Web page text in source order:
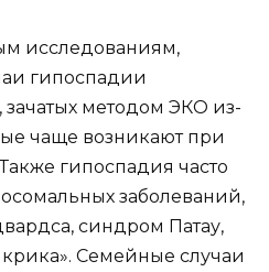
исследованиям,
гипоспадии
методом ЭКО из-
чаще возникают при
гипоспадия часто
заболеваний,
синдром Патау,
Семейные случаи